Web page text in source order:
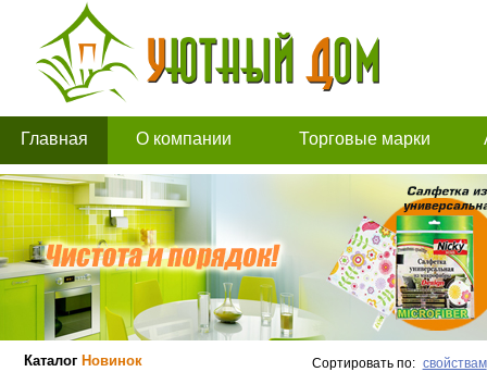
Главная О компании Торговые марки
Каталог Новинок Сортировать по: свойствам